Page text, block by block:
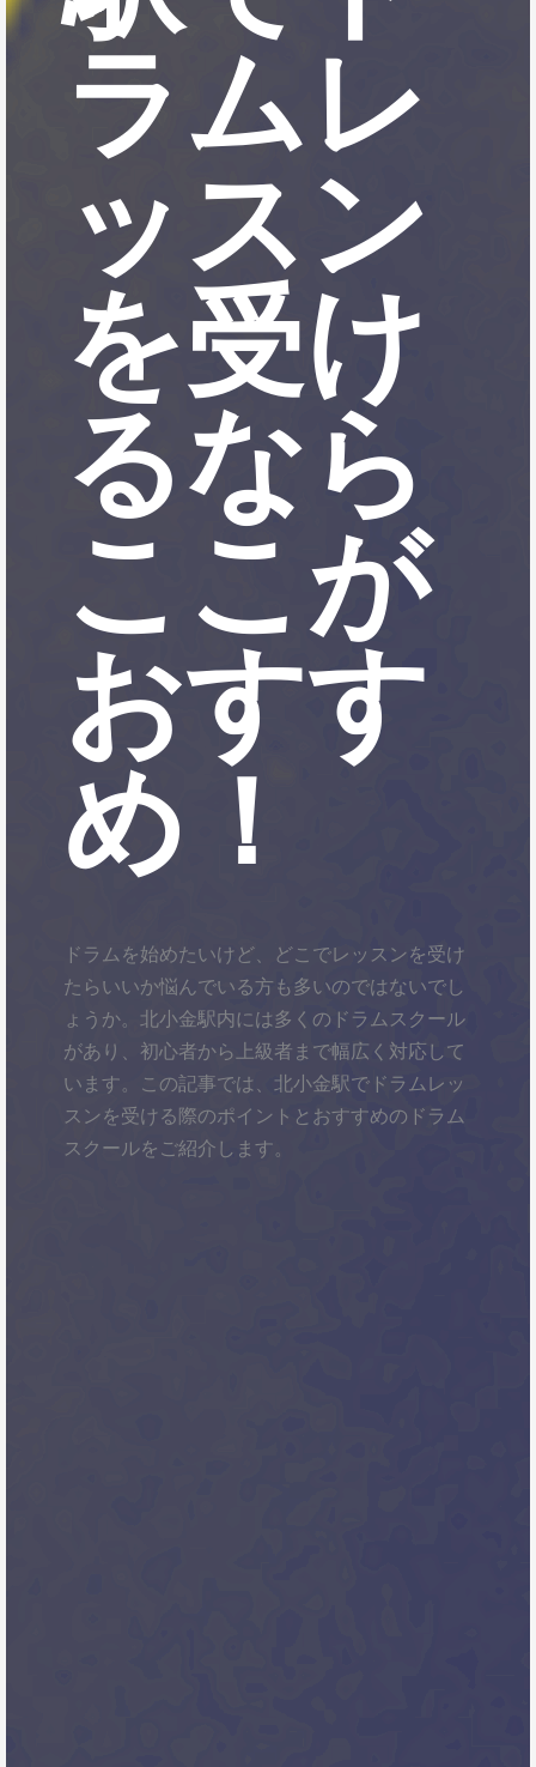
ラムレ
ッスン
を受け
るなら
ここが
おすす
め！
ドラムを始めたいけど、どこでレッスンを受け
たらいいか悩んでいる方も多いのではないでし
ょうか。北小金駅内には多くのドラムスクール
があり、初心者から上級者まで幅広く対応して
います。この記事では、北小金駅でドラムレッ
スンを受ける際のポイントとおすすめのドラム
スクールをご紹介します。